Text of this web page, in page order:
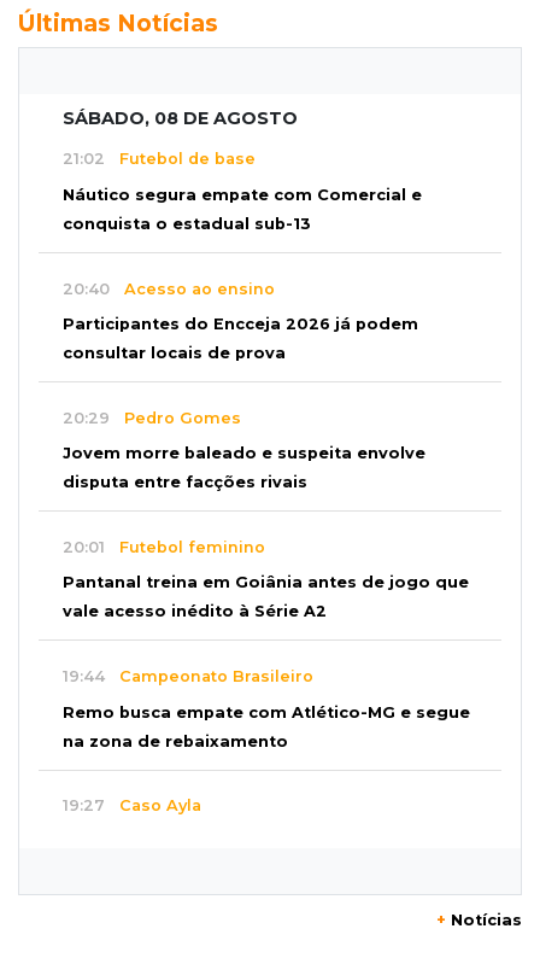
Últimas Notícias
SÁBADO, 08 DE AGOSTO
21:02 Futebol de base
Náutico segura empate com Comercial e
conquista o estadual sub-13
20:40 Acesso ao ensino
Participantes do Encceja 2026 já podem
consultar locais de prova
20:29 Pedro Gomes
Jovem morre baleado e suspeita envolve
disputa entre facções rivais
20:01 Futebol feminino
Pantanal treina em Goiânia antes de jogo que
vale acesso inédito à Série A2
19:44 Campeonato Brasileiro
Remo busca empate com Atlético-MG e segue
na zona de rebaixamento
19:27 Caso Ayla
+ Notícias